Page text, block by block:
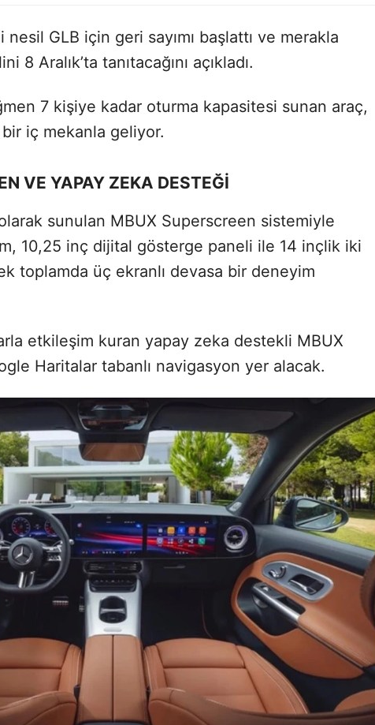
GLB için geri sayımı başlattı ve merakla
8 Aralık’ta tanıtacağını açıkladı.
7 kişiye kadar oturma kapasitesi sunan araç,
iç mekanla geliyor.
VE YAPAY ZEKA DESTEĞİ
sunulan MBUX Superscreen sistemiyle
10,25 inç dijital gösterge paneli ile 14 inçlik iki
toplamda üç ekranlı devasa bir deneyim
etkileşim kuran yapay zeka destekli MBUX
Haritalar tabanlı navigasyon yer alacak.